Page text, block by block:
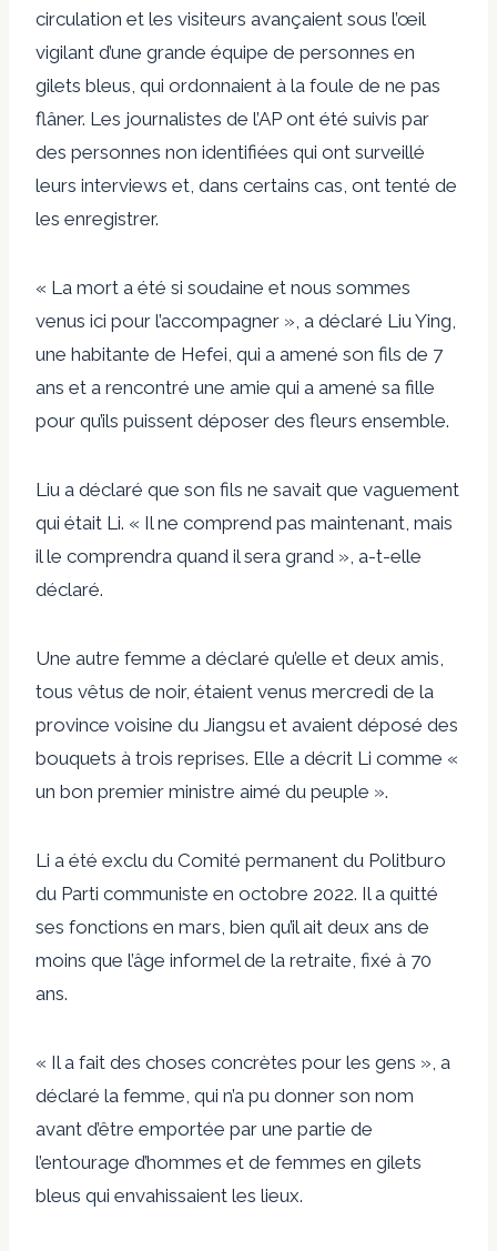
circulation et les visiteurs avançaient sous l’œil
vigilant d’une grande équipe de personnes en
gilets bleus, qui ordonnaient à la foule de ne pas
flâner. Les journalistes de l’AP ont été suivis par
des personnes non identifiées qui ont surveillé
leurs interviews et, dans certains cas, ont tenté de
les enregistrer.
« La mort a été si soudaine et nous sommes
venus ici pour l’accompagner », a déclaré Liu Ying,
une habitante de Hefei, qui a amené son fils de 7
ans et a rencontré une amie qui a amené sa fille
pour qu’ils puissent déposer des fleurs ensemble.
Liu a déclaré que son fils ne savait que vaguement
qui était Li. « Il ne comprend pas maintenant, mais
il le comprendra quand il sera grand », a-t-elle
déclaré.
Une autre femme a déclaré qu’elle et deux amis,
tous vêtus de noir, étaient venus mercredi de la
province voisine du Jiangsu et avaient déposé des
bouquets à trois reprises. Elle a décrit Li comme «
un bon premier ministre aimé du peuple ».
Li a été exclu du Comité permanent du Politburo
du Parti communiste en octobre 2022. Il a quitté
ses fonctions en mars, bien qu’il ait deux ans de
moins que l’âge informel de la retraite, fixé à 70
ans.
« Il a fait des choses concrètes pour les gens », a
déclaré la femme, qui n’a pu donner son nom
avant d’être emportée par une partie de
l’entourage d’hommes et de femmes en gilets
bleus qui envahissaient les lieux.